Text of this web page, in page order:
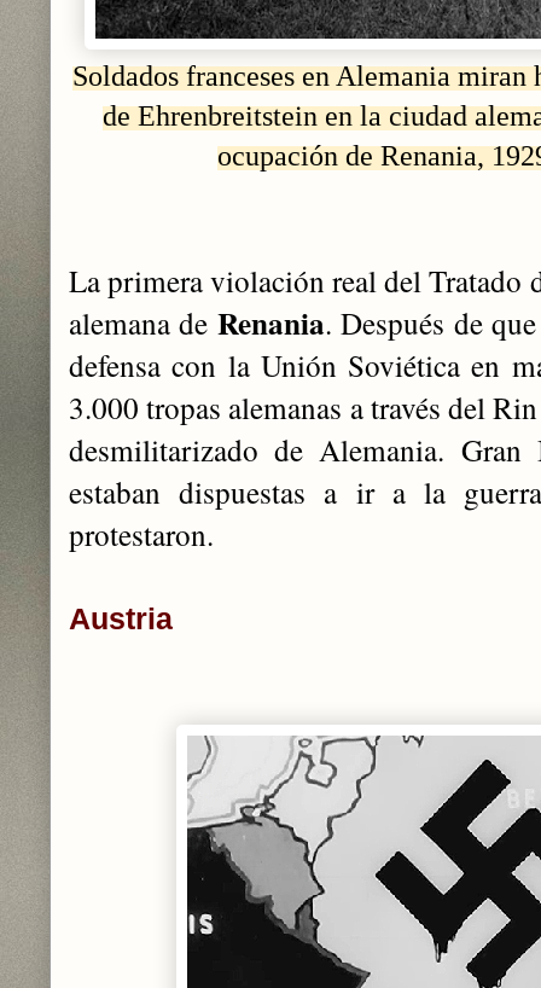
Soldados franceses en Alemaniamiran
de Ehrenbreitstein en la ciudad
ocupación de Renania,
La primera violación real del Tratado
alemana de Renania. Después de
defensa con la Unión Soviética en
3.000 tropas alemanas a través del
desmilitarizado de Alemania.
estaban dispuestas a ir a la
protestaron.
Austria